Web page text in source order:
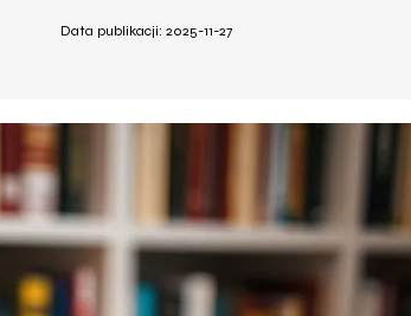
Data publikacji: 2025-11-27